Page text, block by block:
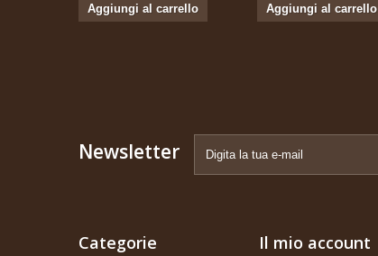
Aggiungi al carrello Aggiungi al carrello
Newsletter
Categorie Il mio account